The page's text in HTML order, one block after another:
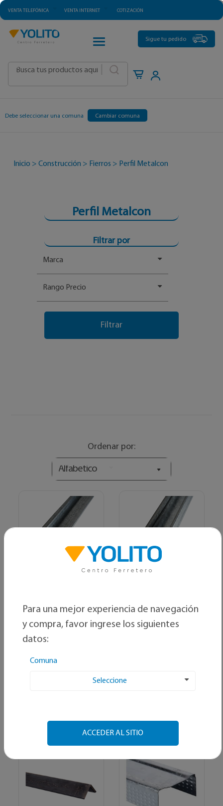
VENTA TELEFÓNICA VENTA INTERNET COTIZACIÓN
CATEGORÍAS
Sigue tu pedido
Debe seleccionar una comuna Cambiar comuna
Inicio > Construcción > Fierros > Perfil Metalcon
Perfil Metalcon
Filtrar por
Marca
Rango Precio
Ordenar por:
Alfabetico
$ 9.278 $ 5.270
Para una mejor experiencia de navegación
y compra, favor ingrese los siguientes
datos:
Comuna
Seleccione
ACCEDER AL SITIO